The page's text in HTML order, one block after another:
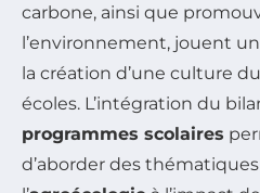
carbone, ainsi que
l’environnement, jouent
la création d’une culture
écoles. L’intégration du
programmes scolaires
d’aborder des